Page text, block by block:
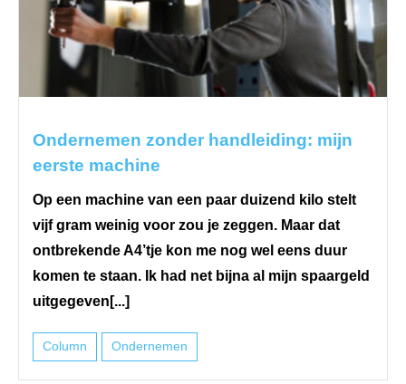
Ondernemen zonder handleiding: mijn
eerste machine
Op een machine van een paar duizend kilo stelt
vijf gram weinig voor zou je zeggen. Maar dat
ontbrekende A4’tje kon me nog wel eens duur
komen te staan. Ik had net bijna al mijn spaargeld
uitgegeven[...]
Column Ondernemen